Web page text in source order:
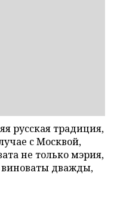
русская традиция,
с Москвой,
не только мэрия,
дважды,